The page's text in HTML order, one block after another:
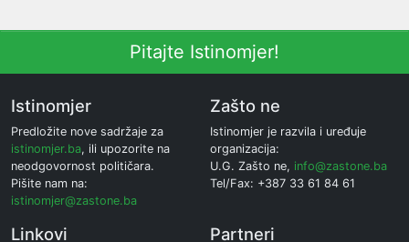
Pitajte Istinomjer!
Istinomjer
Predložite nove sadržaje za
istinomjer.ba, ili upozorite na
neodgovornost političara.
Pišite nam na:
istinomjer@zastone.ba
Zašto ne
Istinomjer je razvila i uređuje
organizacija:
U.G. Zašto ne, info@zastone.ba
Tel/Fax: +387 33 61 84 61
Linkovi Partneri